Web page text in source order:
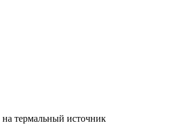
термальный источник